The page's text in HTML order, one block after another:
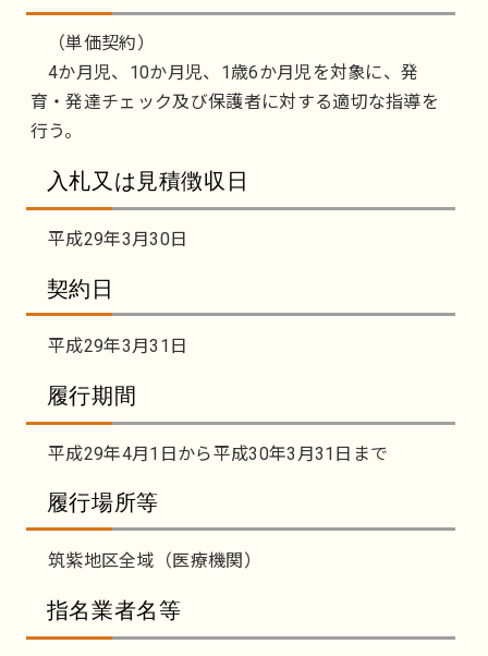
（単価契約）
4か月児、10か月児、1歳6か月児を対象に、発
育・発達チェック及び保護者に対する適切な指導を
行う。
入札又は見積徴収日
平成29年3月30日
契約日
平成29年3月31日
履行期間
平成29年4月1日から平成30年3月31日まで
履行場所等
筑紫地区全域（医療機関）
指名業者名等